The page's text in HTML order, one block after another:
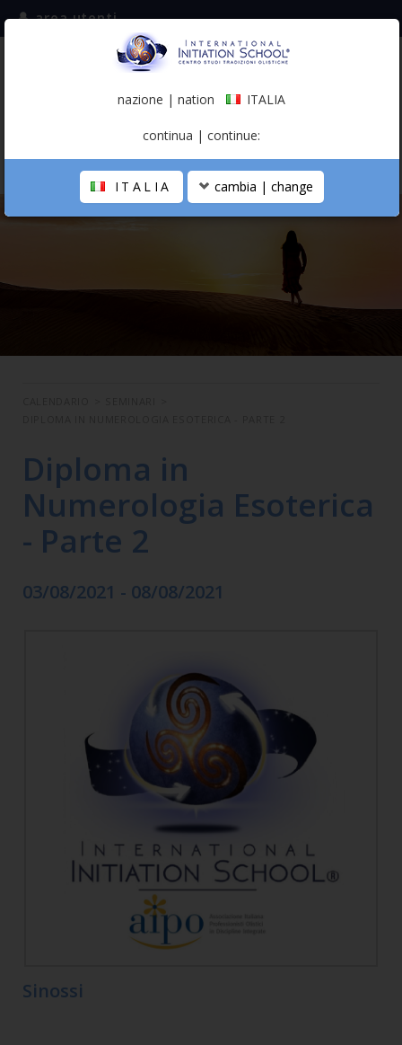
iscriviti alla mailing list
(italiano)
area utenti
LA SCUOLA
Diploma in
Numerologia Esoterica
- Parte 2
03/08/2021 - 08/08/2021
Sinossi
nazione | nation ITALIA
continua | continue:
ITALIA cambia | change